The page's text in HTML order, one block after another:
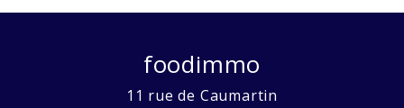
foodimmo
11 rue de Caumartin